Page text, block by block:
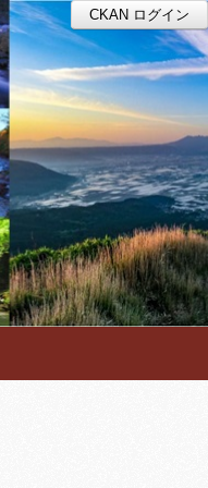
CKAN ログイン